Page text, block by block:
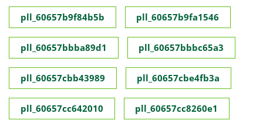
pll_60657b9f84b5b pll_60657b9fa1546
pll_60657bbba89d1 pll_60657bbbc65a3
pll_60657cbb43989 pll_60657cbe4fb3a
pll_60657cc642010 pll_60657cc8260e1